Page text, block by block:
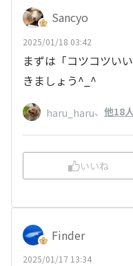
Sancyo
2025/01/18 03:42
まずは「コツコツい
きましょう^_^
haru_haru、 他18人
いいね
Finder
2025/01/17 13:34